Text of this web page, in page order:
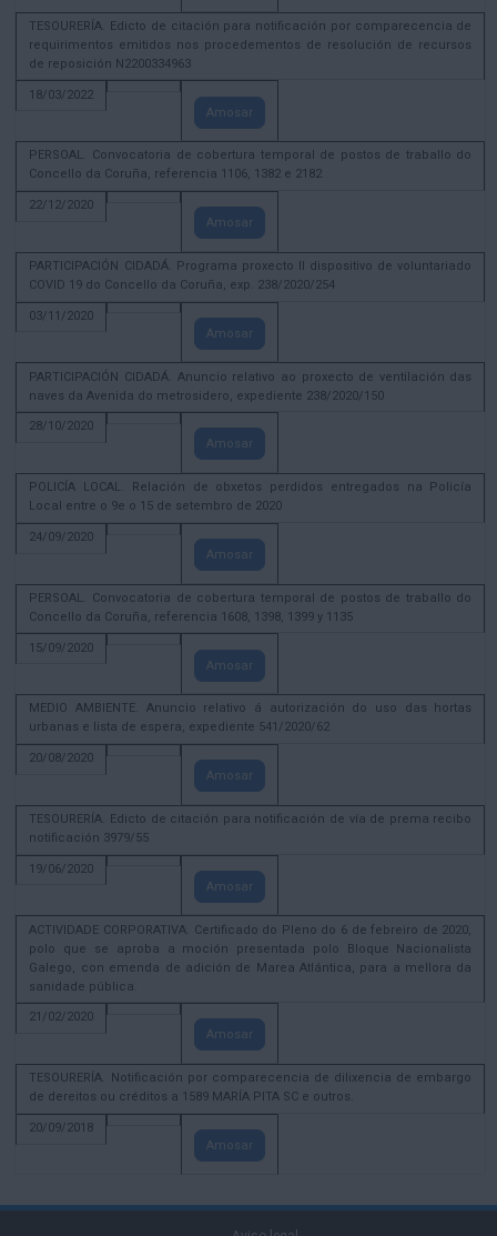
TESOURERÍA. Edicto de citación para notificación por comparecencia de
requirimentos emitidos nos procedementos de resolución de recursos
de reposición N2200334963
18/03/2022
Amosar
PERSOAL. Convocatoria de cobertura temporal de postos de traballo do
Concello da Coruña, referencia 1106, 1382 e 2182
22/12/2020
Amosar
PARTICIPACIÓN CIDADÁ. Programa proxecto II dispositivo de voluntariado
COVID 19 do Concello da Coruña, exp. 238/2020/254
03/11/2020
Amosar
PARTICIPACIÓN CIDADÁ. Anuncio relativo ao proxecto de ventilación das
naves da Avenida do metrosidero, expediente 238/2020/150
28/10/2020
Amosar
POLICÍA LOCAL. Relación de obxetos perdidos entregados na Policía
Local entre o 9e o 15 de setembro de 2020
24/09/2020
Amosar
PERSOAL. Convocatoria de cobertura temporal de postos de traballo do
Concello da Coruña, referencia 1608, 1398, 1399 y 1135
15/09/2020
Amosar
MEDIO AMBIENTE. Anuncio relativo á autorización do uso das hortas
urbanas e lista de espera, expediente 541/2020/62
20/08/2020
Amosar
TESOURERÍA. Edicto de citación para notificación de vía de prema recibo
notificación 3979/55
19/06/2020
Amosar
ACTIVIDADE CORPORATIVA. Certificado do Pleno do 6 de febreiro de 2020,
polo que se aproba a moción presentada polo Bloque Nacionalista
Galego, con emenda de adición de Marea Atlántica, para a mellora da
sanidade pública.
21/02/2020
Amosar
TESOURERÍA. Notificación por comparecencia de dilixencia de embargo
de dereitos ou créditos a 1589 MARÍA PITA SC e outros.
20/09/2018
Amosar